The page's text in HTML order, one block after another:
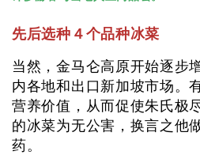
先后选种４个品种冰菜
当然，金马仑高原开始逐步
内各地和出口新加坡市场。
营养价值，从而促使朱氏极
的冰菜为无公害，换言之他
药。